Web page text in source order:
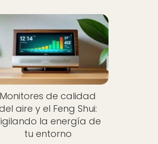
Monitores de calidad
aire y el Feng Shui:
la energía de
tu entorno